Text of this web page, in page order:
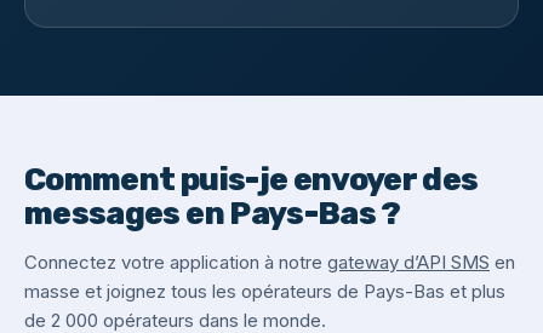
Comment puis-je envoyer des
messages en Pays-Bas ?
Connectez votre application à notre gateway d’API SMS en
masse et joignez tous les opérateurs de Pays-Bas et plus
de 2 000 opérateurs dans le monde.